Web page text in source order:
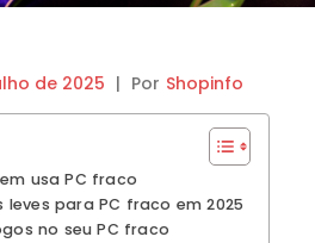
de 2025 | Por Shopinfo
usa PC fraco
leves para PC fraco em 2025
no seu PC fraco